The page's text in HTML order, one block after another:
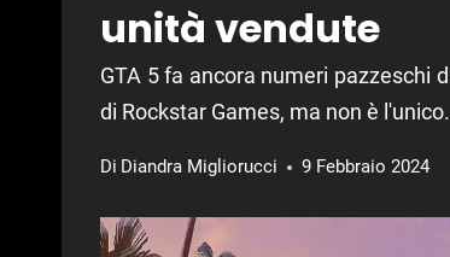
unità vendute
GTA 5 fa ancora numeri pazzeschi
di Rockstar Games, ma non è l'unico.
Di Diandra Migliorucci 9 Febbraio 2024